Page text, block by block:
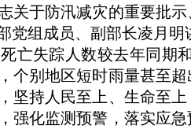
关于防汛减灾的重要批
党组成员、副部长凌月明
失踪人数较去年同期
个别地区短时雨量甚至
坚持人民至上、生命至
强化监测预警，落实应